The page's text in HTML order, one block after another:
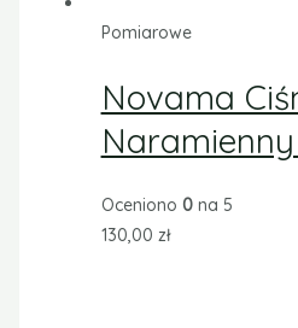
Pomiarowe
Novama
Oceniono 0na 5
130,00 zł